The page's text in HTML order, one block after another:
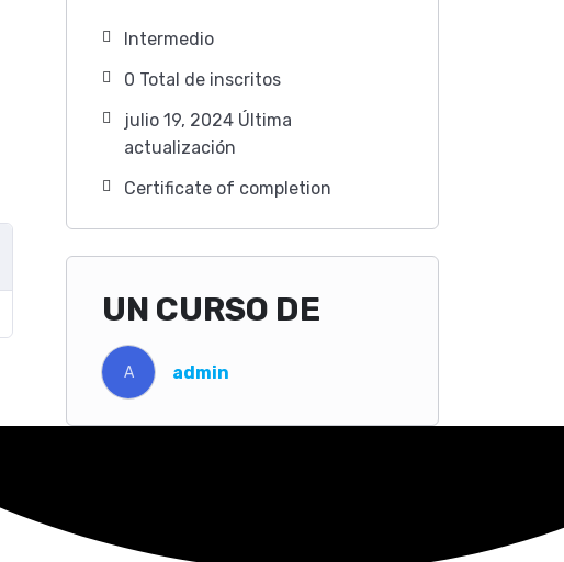
Intermedio
0 TotaI de inscritos
julio 19, 2024 Última
actualización
Certificate of completion
UN CURSO DE
A admin